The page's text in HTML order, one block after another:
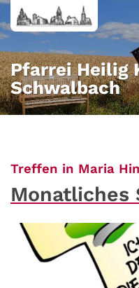
Zum Inhalt springen
Pfarrei Heilig
Schwalbach
Treffen in Maria
Monatliches